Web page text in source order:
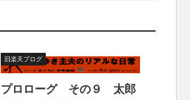
旧楽天ブログ
プロローグ その９ 太郎